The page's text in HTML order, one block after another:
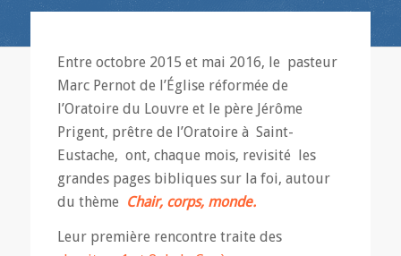
Entre octobre 2015 et mai 2016, le pasteur
Marc Pernot de l’Église réformée de
l’Oratoire du Louvre et le père Jérôme
Prigent, prêtre de l’Oratoire à Saint-
Eustache, ont, chaque mois, revisité les
grandes pages bibliques sur la foi, autour
du thème Chair, corps, monde.
Leur première rencontre traite des